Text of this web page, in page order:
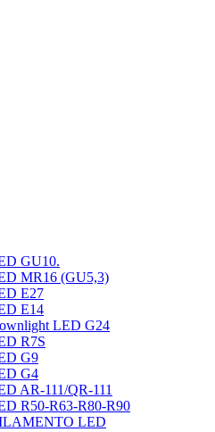
GU10.
MR16 (GU5,3)
E27
E14
LED G24
R7S
G9
G4
AR-111/QR-111
R50-R63-R80-R90
LED